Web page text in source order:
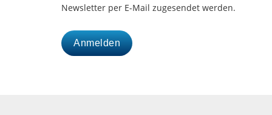
Newsletter per E-Mail zugesendet werden.